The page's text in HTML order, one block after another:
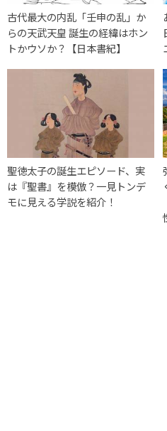
古代最大の内乱「壬申の乱」か
らの天武天皇 誕生の経緯はホン
トかウソか？【日本書紀】
聖徳太子の誕生エピソード、実
は『聖書』を模倣？一見トンデ
モに見える学説を紹介！